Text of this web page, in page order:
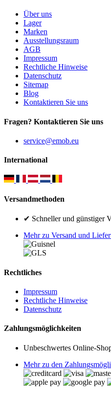
Über uns
Lager
Marken
Ausstellungsraum
AGB
Impressum
Rechtliche Hinweise
Datenschutz
Sitemap
Blog
Kontaktieren Sie uns
Fragen? Kontaktieren Sie uns
service@emob.eu
International
Versandmethoden
✔ Schneller und günstiger
Mehr zu Versand und
Rechtliches
Impressum
Rechtliche Hinweise
Datenschutz
Zahlungsmöglichkeiten
Unbeschwertes Online-
Mehr zu den